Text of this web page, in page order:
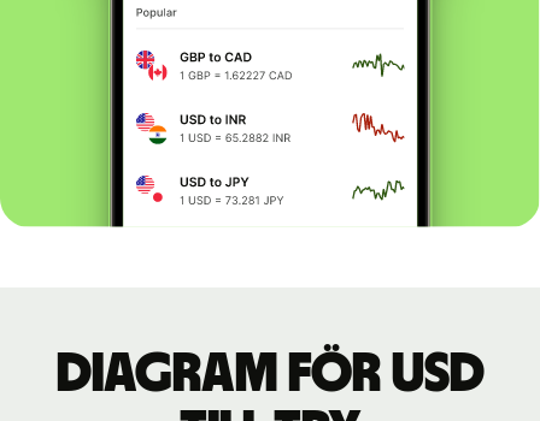
Diagram för USD